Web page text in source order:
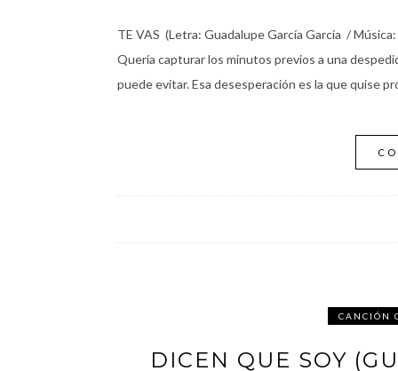
TE VAS (Letra: Guadalupe García García /
Quería capturar los minutos previos a una
puede evitar. Esa desesperación es la que quise
CANCIÓN
DICEN QUE SOY